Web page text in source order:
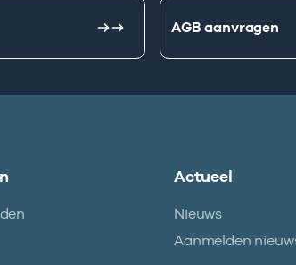
AGB aanvragen
Actueel
Nieuws
Aanmelden